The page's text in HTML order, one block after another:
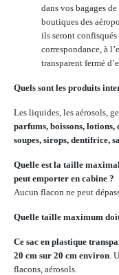
dans vos bagages
boutiques des
ils seront
correspondance, à
transparent fermé
Quels sont les produits
Les liquides, les aérosols,
parfums, boissons, lotions,
soupes, sirops, dentifrice,
Quelle est la taille
peut emporter en cabine ?
Aucun flacon ne peut
Quelle taille maximum
Ce sac en plastique
20 cm sur 20 cm environ.
flacons, aérosols.